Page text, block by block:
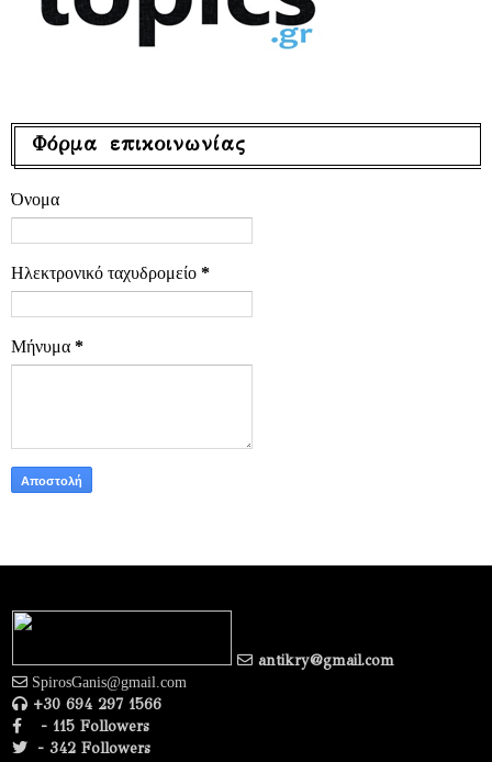
Φόρμα επικοινωνίας
Όνομα
Ηλεκτρονικό ταχυδρομείο *
Μήνυμα *
antikry@gmail.com
SpirosGanis@gmail.com
+30 694 297 1566
- 115 Followers
- 342 Followers